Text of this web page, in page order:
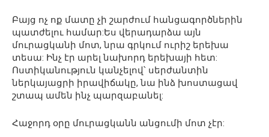
Բայց ոչ ոք մատը չի շարժում հանցագործներին
պատժելու համար:Ես վերադարձա այն
մուրացկանի մոտ, նրա գրկում ուրիշ երեխա
տեսա: Ինչ էր արել նախորդ երեխայի հետ:
Ոստիկանություն կանչելով՝ սերժանտին
ներկայացրի իրավիճակը, նա ինձ խոստացավ
շտապ ամեն ինչ պարզաբանել:
Հաջորդ օրը մուրացկանն անցումի մոտ չէր: